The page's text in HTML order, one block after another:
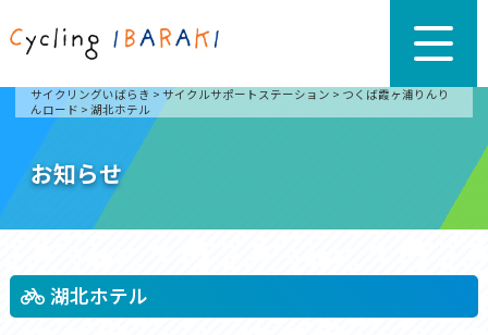
サイクリングいばらき > サイクルサポートステーション > つくば霞ヶ浦りんり
んロード > 湖北ホテル
お知らせ
湖北ホテル